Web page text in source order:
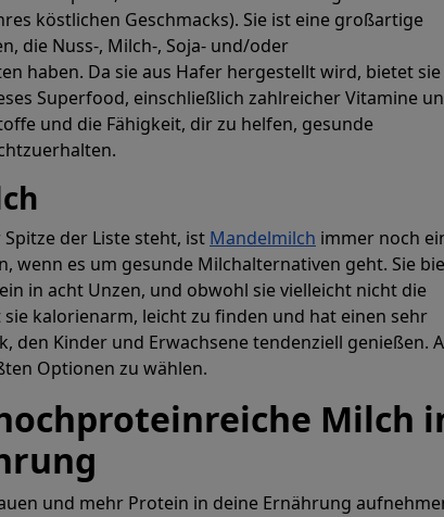
köstlichen Geschmacks). Sie ist eine großartige
die Nuss-, Milch-, Soja- und/oder
haben. Da sie aus Hafer hergestellt wird, bietet sie
Superfood, einschließlich zahlreicher Vitamine
und die Fähigkeit, dir zu helfen, gesunde
der Liste steht, ist Mandelmilch immer noch
wenn es um gesunde Milchalternativen geht. Sie
in acht Unzen, und obwohl sie vielleicht nicht die
kalorienarm, leicht zu finden und hat einen sehr
den Kinder und Erwachsene tendenziell genießen.
Optionen zu wählen.
Milch
und mehr Protein in deine Ernährung